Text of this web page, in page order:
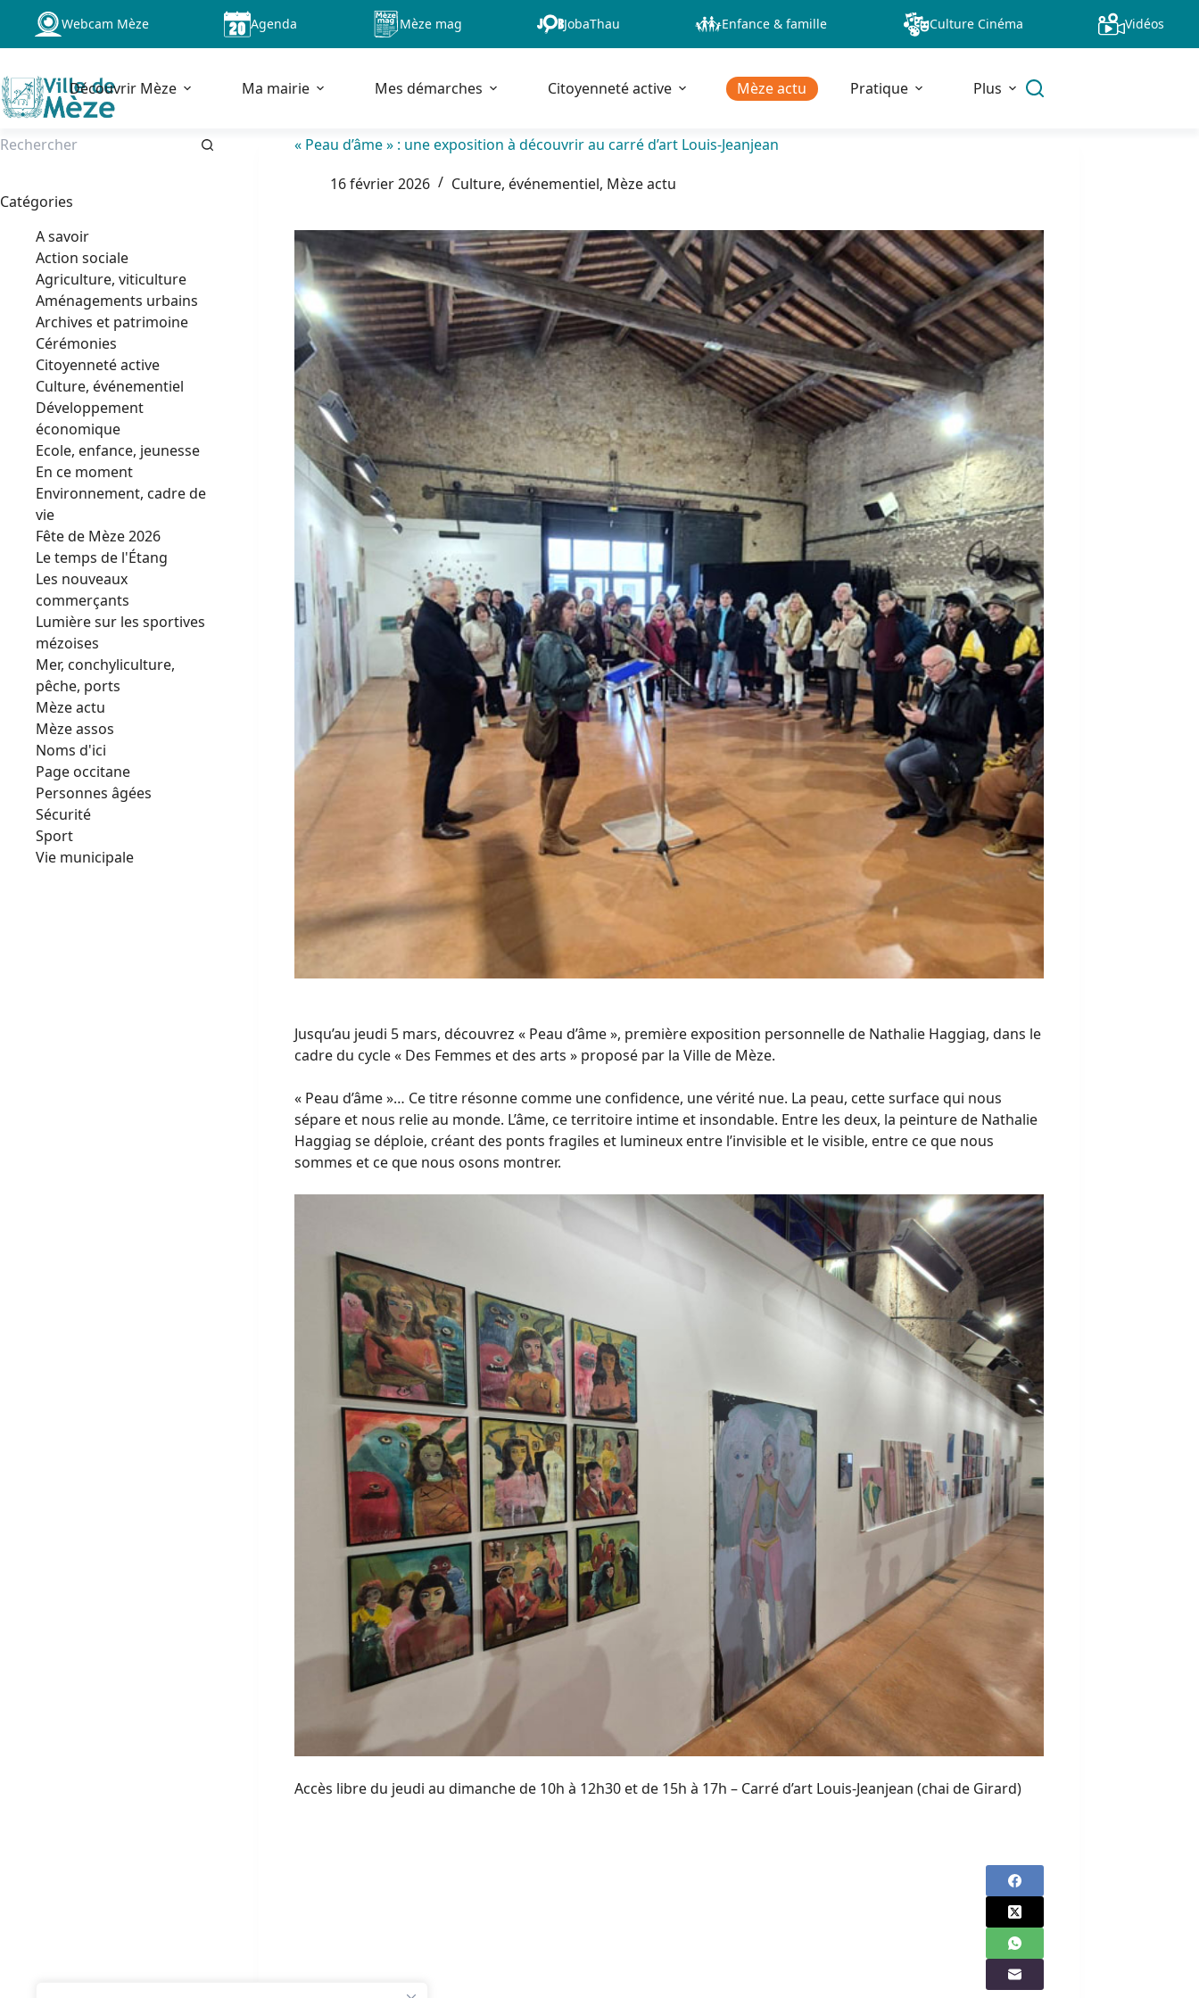
Passer
contenu
Webcam Mèze Agenda Mèze mag JobaThau Enfance & famille Culture Cinéma Vidéos
Découvrir Mèze Ma mairie Mes démarches Citoyenneté active Mèze actu Pratique Plus
« Peau d’âme » : une exposition à découvrir au carré d’art Louis-Jeanjean
16 février 2026
Culture, événementiel, Mèze actu
Jusqu’au jeudi 5 mars, découvrez « Peau d’âme », première exposition personnelle de Nathalie Haggiag, dans le
cadre du cycle « Des Femmes et des arts » proposé par la Ville de Mèze.
« Peau d’âme »… Ce titre résonne comme une confidence, une vérité nue. La peau, cette surface qui nous
sépare et nous relie au monde. L’âme, ce territoire intime et insondable. Entre les deux, la peinture de Nathalie
Haggiag se déploie, créant des ponts fragiles et lumineux entre l’invisible et le visible, entre ce que nous
sommes et ce que nous osons montrer.
Accès libre du jeudi au dimanche de 10h à 12h30 et de 15h à 17h – Carré d’art Louis-Jeanjean (chai de Girard)
Catégories
A savoir
Action sociale
Agriculture, viticulture
Aménagements urbains
Archives et patrimoine
Cérémonies
Citoyenneté active
Culture, événementiel
Développement
économique
Ecole, enfance, jeunesse
En ce moment
Environnement, cadre de
vie
Fête de Mèze 2026
Le temps de l'Étang
Les nouveaux
commerçants
Lumière sur les sportives
mézoises
Mer, conchyliculture,
pêche, ports
Mèze actu
Mèze assos
Noms d'ici
Page occitane
Personnes âgées
Sécurité
Sport
Vie municipale